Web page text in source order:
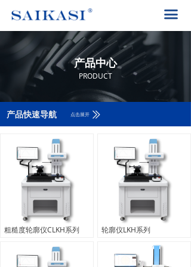
끀
首页
关于赛卡司
解决方案
赛卡司服务
联系我们
400-8617-185
产品中心
PRODUCT
产品中心
PRODUCT
ꅀ
产品快速导航 点击展开
粗糙度轮廓仪CLKH系列 轮廓仪LKH系列